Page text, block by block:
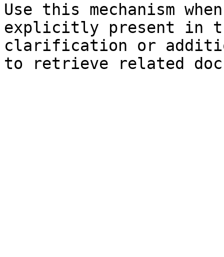
Use this mechanism
explicitly present in
clarification or